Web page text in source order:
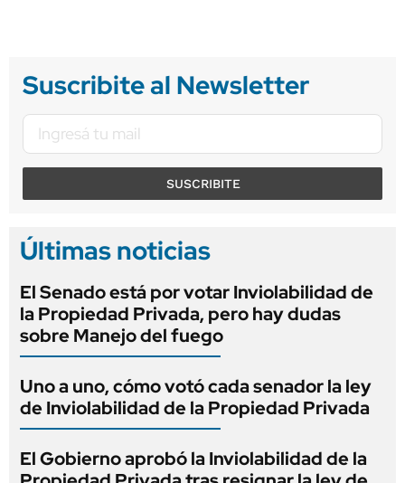
Suscribite al Newsletter
SUSCRIBITE
Últimas noticias
El Senado está por votar Inviolabilidad de
la Propiedad Privada, pero hay dudas
sobre Manejo del fuego
Uno a uno, cómo votó cada senador la ley
de Inviolabilidad de la Propiedad Privada
El Gobierno aprobó la Inviolabilidad de la